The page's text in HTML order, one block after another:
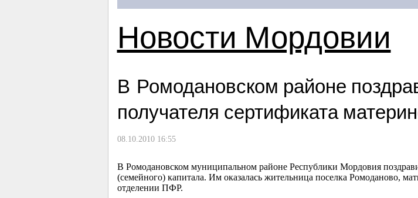
Новости Мордовии
В Ромодановском районе
получателя сертификата
08.10.2010 16:55
В Ромодановском муниципальном районе Республики Мордовия
(семейного) капитала. Им оказалась жительница поселка Ромоданово,
отделении ПФР.